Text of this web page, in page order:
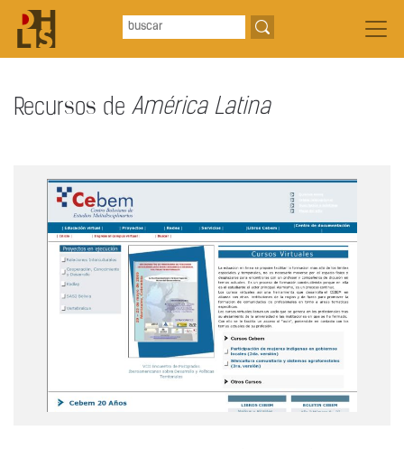
Recursos de América Latina